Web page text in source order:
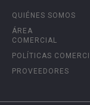
QUIÉNES SOMOS
ÁREA
COMERCIAL
POLÍTICAS
PROVEEDORES